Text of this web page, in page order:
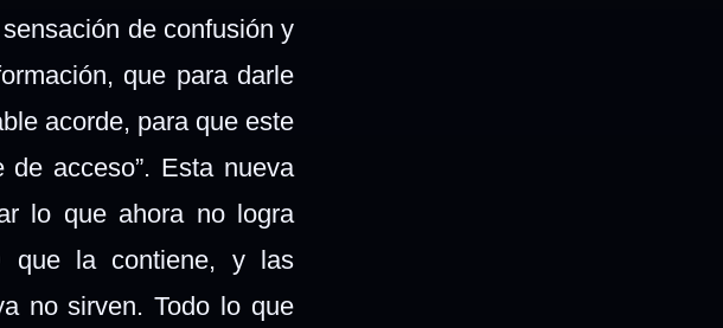
de confusión y
que para darle
acorde, para que este
de acceso”. Esta nueva
lo que ahora no logra
que la contiene, y las
no sirven. Todo lo que